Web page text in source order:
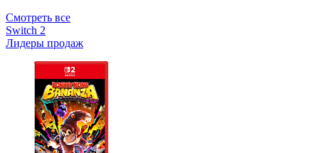
Смотреть все
Switch 2
Лидеры продаж